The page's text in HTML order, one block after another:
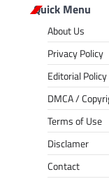
Quick Menu
About Us
Privacy Policy
Editorial Policy
DMCA /
Terms of Use
Disclamer
Contact